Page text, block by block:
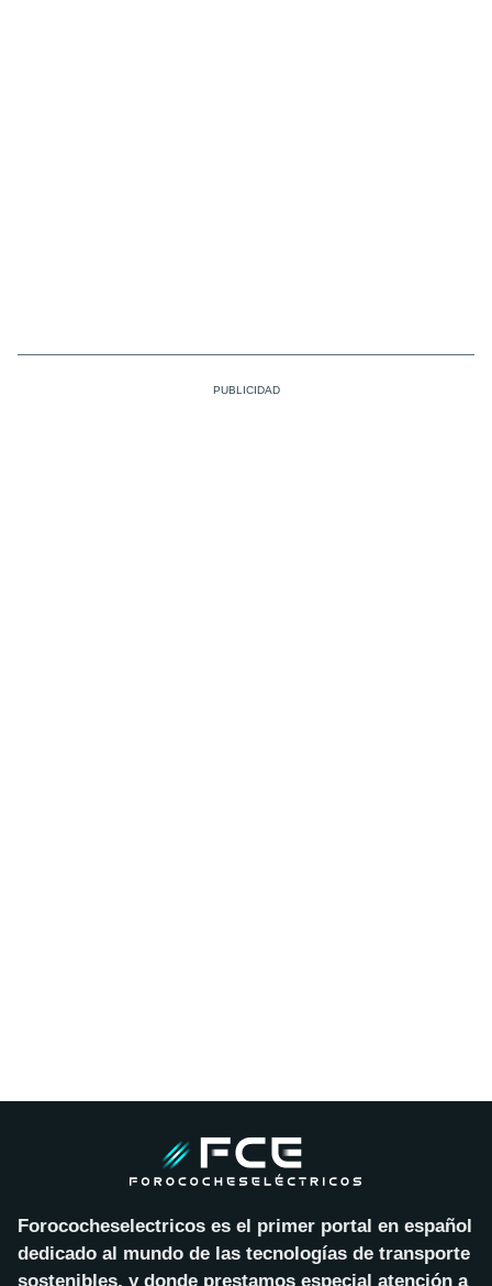
Forococheselectricos es el primer portal en español
dedicado al mundo de las tecnologías de transporte
sostenibles, y donde prestamos especial atención a